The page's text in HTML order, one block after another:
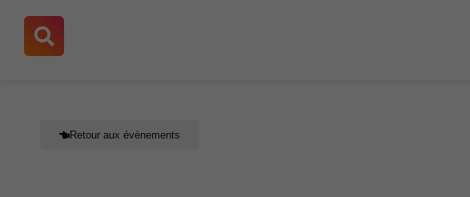
contenu
Retour aux évènements